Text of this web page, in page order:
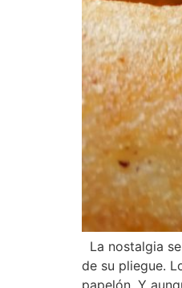
La nostalgia
de su pliegue.
papelón. Y